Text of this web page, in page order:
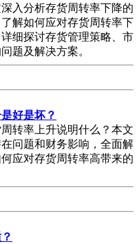
入分析存货周转率下降的
解如何应对存货周转率下
细探讨存货管理策略、市
题及解决方案。
好是坏？
转率上升说明什么？本文
问题和财务影响，全面解
应对存货周转率高带来的